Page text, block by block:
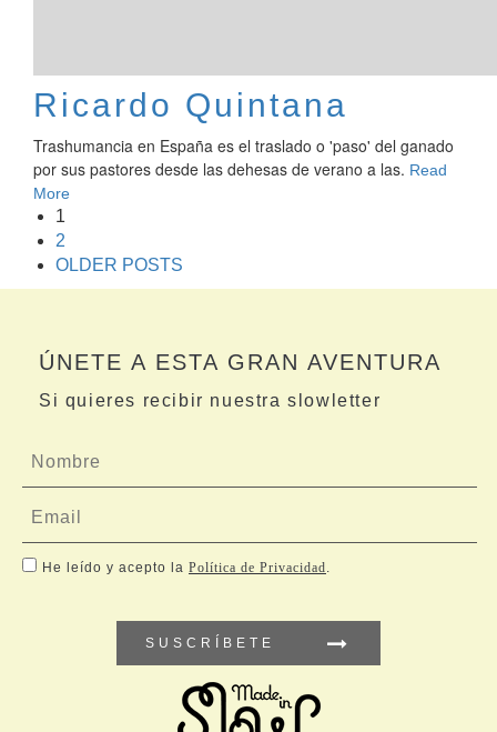
Ricardo Quintana
Trashumancia en España es el traslado o 'paso' del ganado
por sus pastores desde las dehesas de verano a las. Read
More
1
2
OLDER POSTS
ÚNETE A ESTA GRAN AVENTURA
Si quieres recibir nuestra slowletter
He leído y acepto la Política de Privacidad.
SUSCRÍBETE